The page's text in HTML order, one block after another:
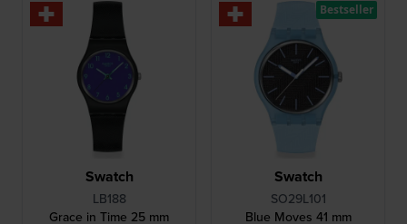
Swatch
LB188
Grace in Time 25 mm
Swatch
SO29L101
Blue Moves 41 mm
Bestseller